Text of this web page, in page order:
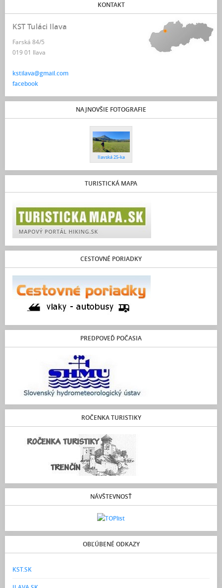
KONTAKT
KST Tuláci Ilava
Farská 84/5
019 01 Ilava
kstilava@gmail.com
facebook
NAJNOVŠIE FOTOGRAFIE
Ilavská 25-ka
TURISTICKÁ MAPA
CESTOVNÉ PORIADKY
PREDPOVEĎ POČASIA
ROČENKA TURISTIKY
NÁVŠTEVNOSŤ
OBĽÚBENÉ ODKAZY
KST.SK